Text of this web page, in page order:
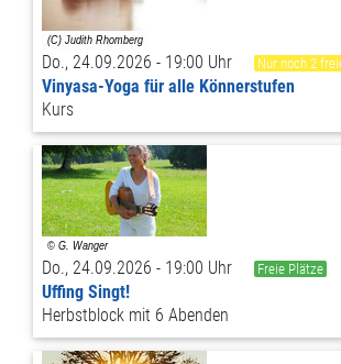
Do., 24.09.2026 - 19:00 Uhr Nur noch 2
Vinyasa-Yoga für alle Könnerstufen
Kurs
Do., 24.09.2026 - 19:00 Uhr Freie Plätze
Uffing Singt!
Herbstblock mit 6 Abenden